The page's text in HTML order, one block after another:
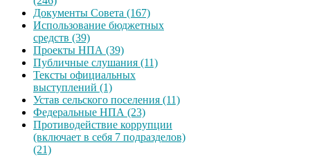
Документы Совета (167)
Использование бюджетных
средств (39)
Проекты НПА (39)
Публичные слушания (11)
Тексты официальных
выступлений (1)
Устав сельского поселения (11)
Федеральные НПА (23)
Противодействие коррупции
(включает в себя 7 подразделов)
(21)